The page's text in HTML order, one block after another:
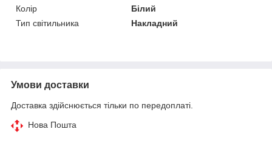
Колір
Білий
Тип світильника
Накладний
Умови доставки
Доставка здійснюється тільки по передоплаті.
Нова Пошта